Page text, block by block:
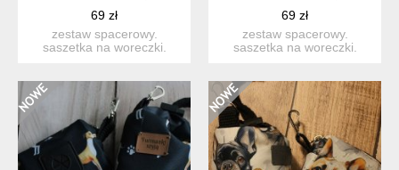
69 zł
zestaw spacerowy.
saszetka na woreczki.
69 zł
zestaw spacerowy.
saszetka na woreczki.